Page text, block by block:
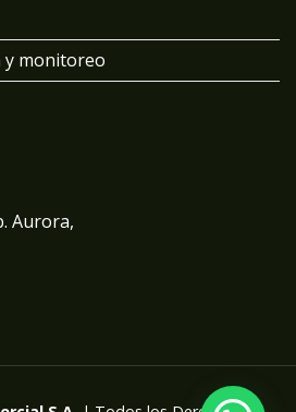
y monitoreo
Aurora,